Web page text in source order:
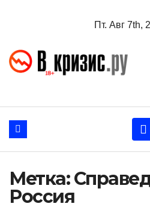
Пт. Авг 7th,
Метка:
Россия